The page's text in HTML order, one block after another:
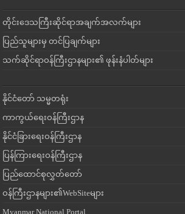
တိုင်းဒေသကြီးဆိုင်ရာအချက်အလက်များ
ပြည်သူများမှ တင်ပြချက်များ
သက်ဆိုင်ရာဝန်ကြီးဌာနများ၏ ဖုန်းနံပါတ်များ
နိုင်ငံတော် သမ္မတရုံး
ကာကွယ်ရေးဝန်ကြီးဌာန
နိုင်ငံခြားရေးဝန်ကြီးဌာန
ပြန်ကြားရေးဝန်ကြီးဌာန
ပြည်ထောင်စုလွှတ်တော်
ဝန်ကြီးဌာနများ၏WebSiteများ
Myanmar National Portal